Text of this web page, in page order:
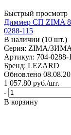
Быстрый просмотр
Диммер СП ZIMA
0288-115
В наличии (10 шт.)
Серия: ZIMA/ЗИМА
Артикул: 704-0288-
Бренд: LEZARD
Обновлено
1 057.80 руб./шт.
-
В корзину